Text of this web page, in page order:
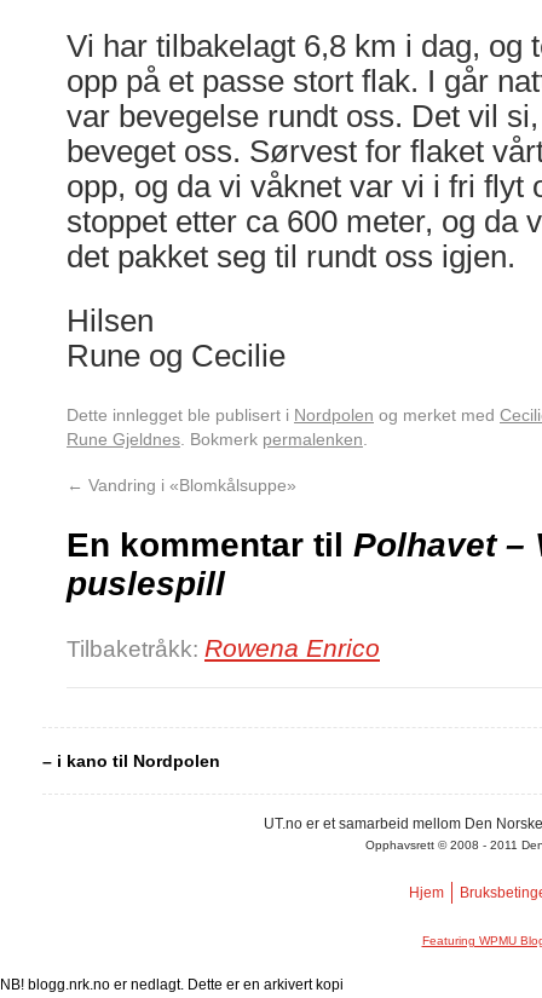
Vi har tilbakelagt 6,8 km i dag, og
opp på et passe stort flak. I går
var bevegelse rundt oss. Det vil
beveget oss. Sørvest for flaket
opp, og da vi våknet var vi i fri flyt
stoppet etter ca 600 meter, og da
det pakket seg til rundt oss igjen.
Hilsen
Rune og Cecilie
Dette innlegget ble publisert i Nordpolen og merket med
Rune Gjeldnes . Bokmerk permalenken
← Vandring i «Blomkålsuppe»
En kommentar til Polhavet –
puslespill
Tilbaketråkk: Rowena Enrico
– i kano til Nordpolen
UT.no er et samarbeid mellom Den
Opphavsrett © 2008 - 2011
Hjem
Featuring WPMU
NB! blogg.nrk.no er nedlagt. Dette er en arkivert kopi